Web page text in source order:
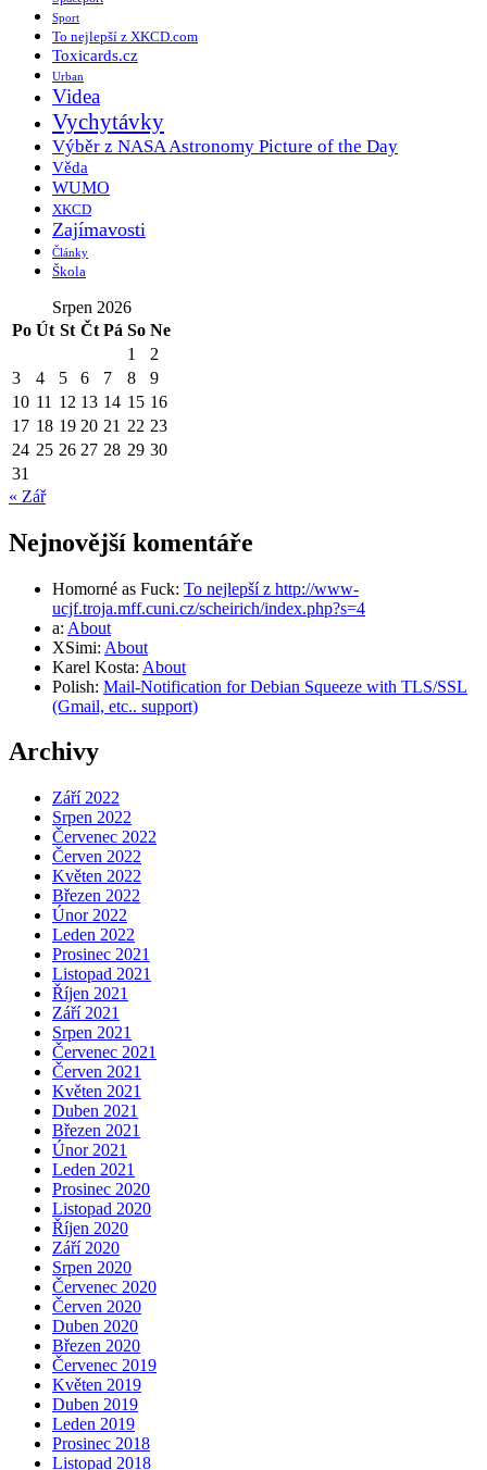
Sport
To nejlepší z XKCD.com
Toxicards.cz
Urban
Videa
Vychytávky
Výběr z NASA Astronomy Picture of the Day
Věda
WUMO
XKCD
Zajímavosti
Články
Škola
Srpen 2026
Po Út St Čt Pá So Ne
1
2
3
4 5 6 7 8
9
10 11 12 13 14 15 16
17 18 19 20 21 22 23
24 25 26 27 28 29 30
31
« Zář
Nejnovější komentáře
Homorné as Fuck: To nejlepší z http://www-
ucjf.troja.mff.cuni.cz/scheirich/index.php?s=4
a: About
XSimi: About
Karel Kosta: About
Polish: Mail-Notification for Debian Squeeze with TLS/SSL
(Gmail, etc.. support)
Archivy
Září 2022
Srpen 2022
Červenec 2022
Červen 2022
Květen 2022
Březen 2022
Únor 2022
Leden 2022
Prosinec 2021
Listopad 2021
Říjen 2021
Září 2021
Srpen 2021
Červenec 2021
Červen 2021
Květen 2021
Duben 2021
Březen 2021
Únor 2021
Leden 2021
Prosinec 2020
Listopad 2020
Říjen 2020
Září 2020
Srpen 2020
Červenec 2020
Červen 2020
Duben 2020
Březen 2020
Červenec 2019
Květen 2019
Duben 2019
Leden 2019
Prosinec 2018
Listopad 2018